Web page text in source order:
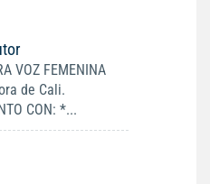
VOZ FEMENINA
de Cali.
CON: *...